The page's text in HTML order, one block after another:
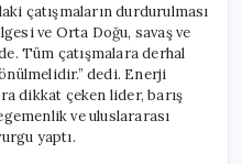
çatışmaların durdurulması
ve Orta Doğu, savaş ve
Tüm çatışmalara derhal
dedi. Enerji
dikkat çeken lider, barış
ve uluslararası
yaptı.